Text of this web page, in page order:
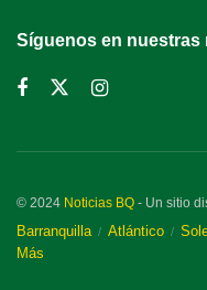
Síguenos en nuestras
© 2024 Noticias BQ - Un sitio
Barranquilla Atlántico
Más